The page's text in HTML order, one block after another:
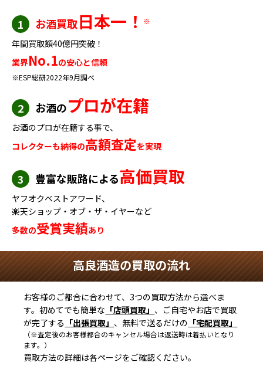
1 お酒買取日本一！ ※
年間買取額40億円突破！
業界No.1の安心と信頼
※ESP総研2022年9月調べ
2 お酒のプロが在籍
お酒のプロが在籍する事で、
コレクターも納得の高額査定を実現
3 豊富な販路による高価買取
ヤフオクベストアワード、
楽天ショップ・オブ・ザ・イヤーなど
多数の受賞実績あり
高良酒造の買取の流れ
お客様のご都合に合わせて、3つの買取方法から選べま
す。初めてでも簡単な 「店頭買取」 、ご自宅やお店で買取
が完了する 「出張買取」 、無料で送るだけの 「宅配買取」
（※査定後のお客様都合のキャンセル場合は返送時は着払いとなり
ます。）
買取方法の詳細は各ページをご確認ください。